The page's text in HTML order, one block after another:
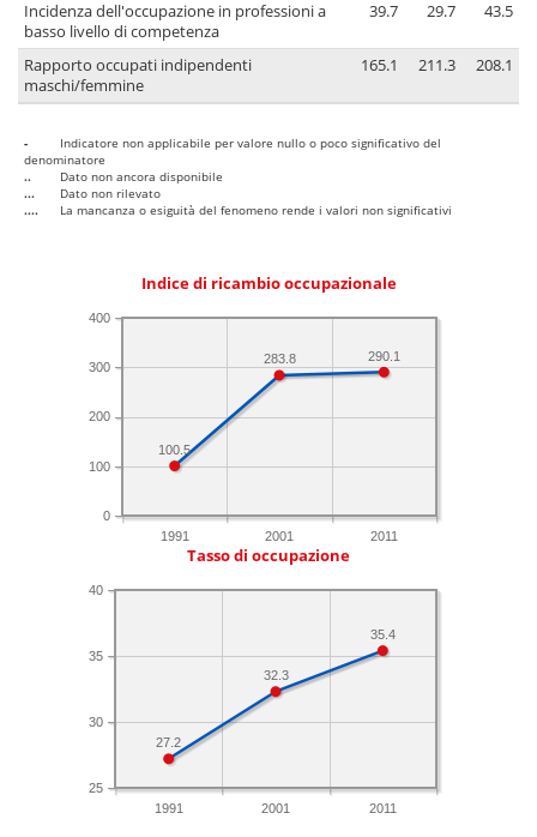
Incidenza dell'occupazione in professioni a
basso livello di competenza
39.7 29.7 43.5
Rapporto occupati indipendenti
maschi/femmine
165.1 211.3 208.1
-
Indicatore non applicabile per valore nullo o poco significativo del
denominatore
..
Dato non ancora disponibile
...
Dato non rilevato
....
La mancanza o esiguità del fenomeno rende i valori non significativi
Indice di ricambio occupazionale
1991 2001 2011
0
100
200
300
400
290.1
283.8
100.5
Tasso di occupazione
1991 2001 2011
25
30
35
40
35.4
32.3
27.2